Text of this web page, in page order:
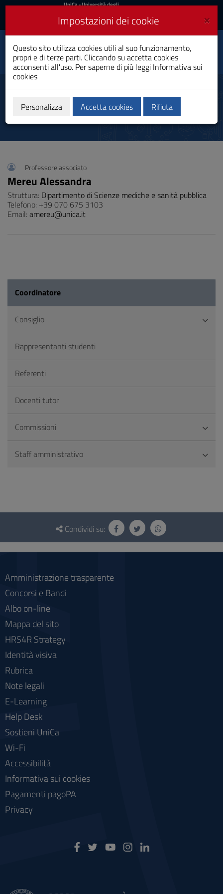
Vai
al
navigazione
sito
al
Footer
UniCa
Accedi
UniCa- Università degli
Accedi UniCA News
Toggle
navigation
Tecniche della
Prevenzione
nell'Ambiente e nei
Luoghi di Lavoro
Laurea
Coordinatore
Professore associato
Mereu Alessandra
Struttura: Dipartimento di Scienze mediche e sanità pubblica
Telefono: +39 070 675 3103
Email: amereu@unica.it
Coordinatore
Consiglio
Rappresentanti studenti
Referenti
Docenti tutor
Commissioni
Staff amministrativo
Questionario
social
Condividi su:
Amministrazione trasparente
Concorsi e Bandi
Albo on-line
Mappa del sito
HRS4R Strategy
Identità visiva
Rubrica
Note legali
E-Learning
Help Desk
Sostieni UniCa
Wi-Fi
Accessibilità
Informativa sui cookies
Pagamenti pagoPA
Privacy
×
Impostazioni dei cookie
Questo sito utilizza cookies utili al suo funzionamento,
propri e di terze parti. Cliccando su accetta cookies
acconsenti all'uso. Per saperne di più leggi Informativa sui
cookies
Personalizza Accetta cookies Rifiuta